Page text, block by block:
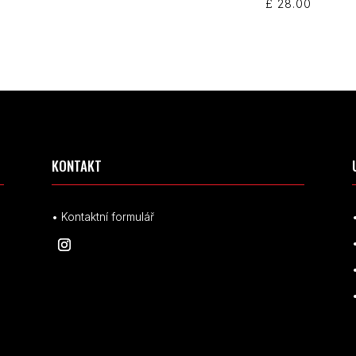
£ 28.00
KONTAKT
• Kontaktní formulář